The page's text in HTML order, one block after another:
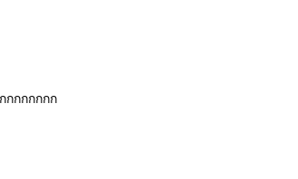
กกกกกกก